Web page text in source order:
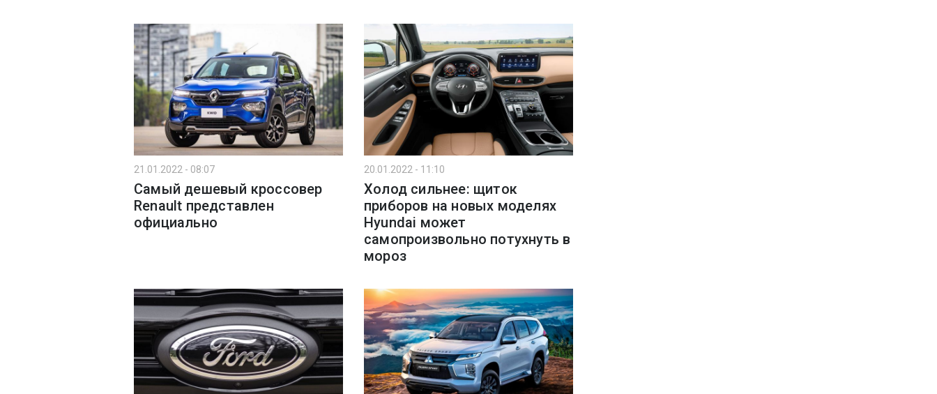
21.01.2022 - 08:07
Самый дешевый кроссовер
Renault представлен
официально
20.01.2022 - 11:10
Холод сильнее: щиток
приборов на новых моделях
Hyundai может
самопроизвольно потухнуть в
мороз